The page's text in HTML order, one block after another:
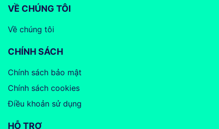
VỀ CHÚNG TÔI
Về chúng tôi
CHÍNH SÁCH
Chính sách bảo mật
Chính sách cookies
Điều khoản sử dụng
HỖ TRỢ